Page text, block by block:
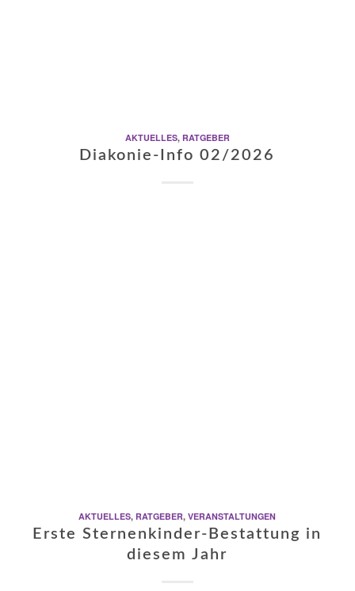
AKTUELLES, RATGEBER
Diakonie-Info 02/2026
AKTUELLES,RATGEBER,VERANSTALTUNGEN
Erste Sternenkinder-Bestattung in
diesem Jahr